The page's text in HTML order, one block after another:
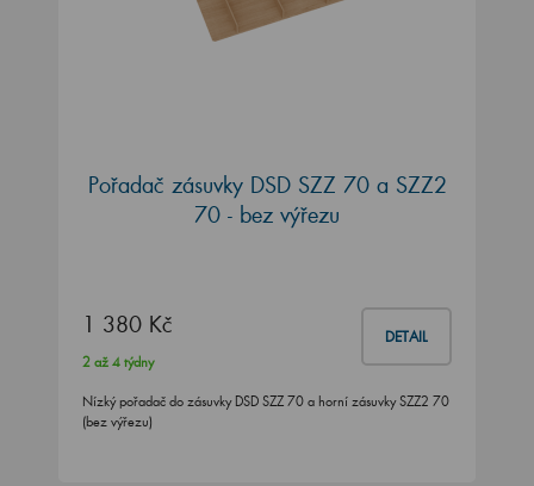
Pořadač zásuvky DSD SZZ 70 a SZZ2
70 - bez výřezu
1 380 Kč DETAIL
2 až 4 týdny
Nízký pořadač do zásuvky DSD SZZ 70 a horní zásuvky SZZ2 70
(bez výřezu)